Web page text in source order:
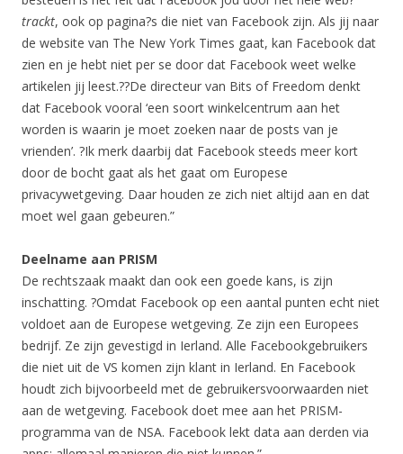
trackt, ook op pagina?s die niet van Facebook zijn. Als jij naar
de website van The New York Times gaat, kan Facebook dat
zien en je hebt niet per se door dat Facebook weet welke
artikelen jij leest.??De directeur van Bits of Freedom denkt
dat Facebook vooral ‘een soort winkelcentrum aan het
worden is waarin je moet zoeken naar de posts van je
vrienden’. ?Ik merk daarbij dat Facebook steeds meer kort
door de bocht gaat als het gaat om Europese
privacywetgeving. Daar houden ze zich niet altijd aan en dat
moet wel gaan gebeuren.”
Deelname aan PRISM
De rechtszaak maakt dan ook een goede kans, is zijn
inschatting. ?Omdat Facebook op een aantal punten echt niet
voldoet aan de Europese wetgeving. Ze zijn een Europees
bedrijf. Ze zijn gevestigd in Ierland. Alle Facebookgebruikers
die niet uit de VS komen zijn klant in Ierland. En Facebook
houdt zich bijvoorbeeld met de gebruikersvoorwaarden niet
aan de wetgeving. Facebook doet mee aan het PRISM-
programma van de NSA. Facebook lekt data aan derden via